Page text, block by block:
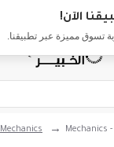
الآن!
تسوق مميزة عبر تطبيقنا.
Mechanics Mechanics -